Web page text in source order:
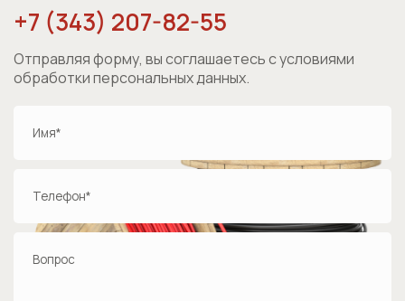
+7 (343) 207-82-55
Отправляя форму, вы соглашаетесь с условиями
обработки персональных данных.